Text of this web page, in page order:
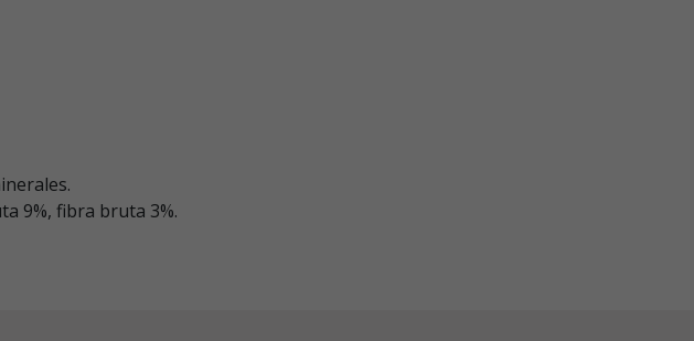
9%, fibra bruta 3%.